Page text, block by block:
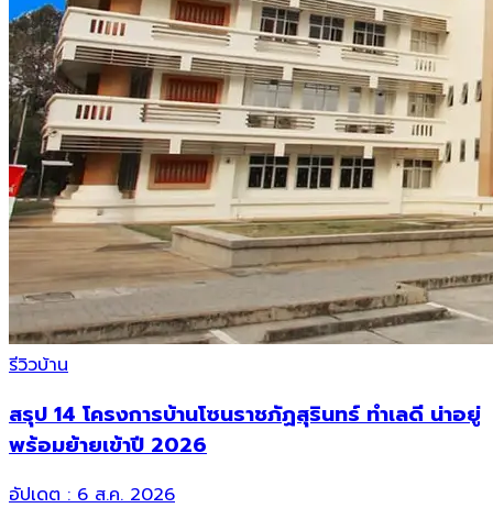
รีวิวบ้าน
สรุป 14 โครงการบ้านโซนราชภัฏสุรินทร์ ทำเลดี น่าอยู่
พร้อมย้ายเข้าปี 2026
อัปเดต : 6 ส.ค. 2026